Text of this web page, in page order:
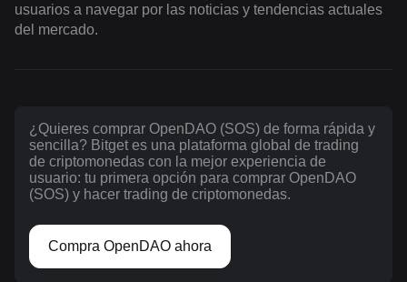
usuarios a navegar por las noticias y tendencias actuales
del mercado.
¿Quieres comprar OpenDAO (SOS) de forma rápida y
sencilla? Bitget es una plataforma global de trading
de criptomonedas con la mejor experiencia de
usuario: tu primera opción para comprar OpenDAO
(SOS) y hacer trading de criptomonedas.
Compra OpenDAO ahora